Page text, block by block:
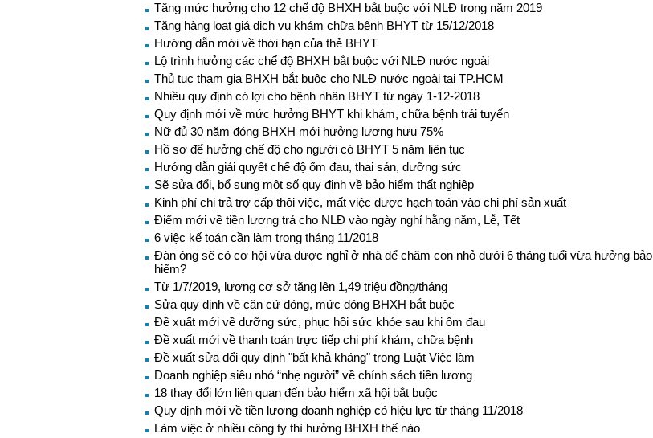
Tăng mức hưởng cho 12 chế độ BHXH bắt buộc với NLĐ trong năm 2019
Tăng hàng loạt giá dịch vụ khám chữa bệnh BHYT từ 15/12/2018
Hướng dẫn mới về thời hạn của thẻ BHYT
Lộ trình hưởng các chế độ BHXH bắt buộc với NLĐ nước ngoài
Thủ tục tham gia BHXH bắt buộc cho NLĐ nước ngoài tại TP.HCM
Nhiều quy định có lợi cho bệnh nhân BHYT từ ngày 1-12-2018
Quy định mới về mức hưởng BHYT khi khám, chữa bệnh trái tuyến
Nữ đủ 30 năm đóng BHXH mới hưởng lương hưu 75%
Hồ sơ để hưởng chế độ cho người có BHYT 5 năm liên tục
Hướng dẫn giải quyết chế độ ốm đau, thai sản, dưỡng sức
Sẽ sửa đổi, bổ sung một số quy định về bảo hiểm thất nghiệp
Kinh phí chi trả trợ cấp thôi việc, mất việc được hạch toán vào chi phí sản xuất
Điểm mới về tiền lương trả cho NLĐ vào ngày nghỉ hằng năm, Lễ, Tết
6 việc kế toán cần làm trong tháng 11/2018
Đàn ông sẽ có cơ hội vừa được nghỉ ở nhà để chăm con nhỏ dưới 6 tháng tuổi vừa hưởng bảo
hiểm?
Từ 1/7/2019, lương cơ sở tăng lên 1,49 triệu đồng/tháng
Sửa quy định về căn cứ đóng, mức đóng BHXH bắt buộc
Đề xuất mới về dưỡng sức, phục hồi sức khỏe sau khi ốm đau
Đề xuất mới về thanh toán trực tiếp chi phí khám, chữa bệnh
Đề xuất sửa đổi quy định "bất khả kháng" trong Luật Việc làm
Doanh nghiệp siêu nhỏ “nhẹ người” về chính sách tiền lương
18 thay đổi lớn liên quan đến bảo hiểm xã hội bắt buộc
Quy định mới về tiền lương doanh nghiệp có hiệu lực từ tháng 11/2018
Làm việc ở nhiều công ty thì hưởng BHXH thế nào